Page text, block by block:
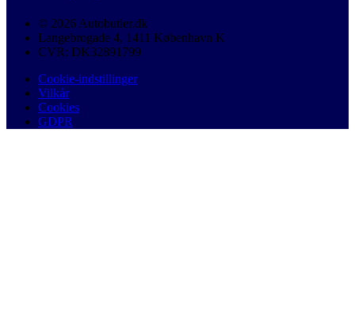
© 2026 Autobutler.dk
Langebrogade 4, 1411 København K
CVR: DK32891799
Cookie-indstillinger
Vilkår
Cookies
GDPR